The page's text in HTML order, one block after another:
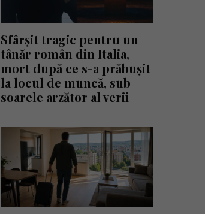
Sfârșit tragic pentru un
tânăr român din Italia,
mort după ce s-a prăbușit
la locul de muncă, sub
soarele arzător al verii